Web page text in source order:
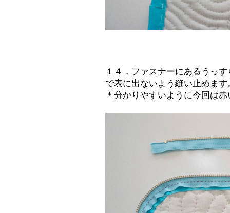
１４．ファスナーにあるうっ
で表に出ないよう縫い止めます
＊分かりやすいように今回は